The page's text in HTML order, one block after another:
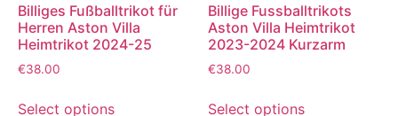
Billiges Fußballtrikot für
Herren Aston Villa
Heimtrikot 2024-25
€38.00
Select options
Billige Fussballtrikots
Aston Villa Heimtrikot
2023-2024 Kurzarm
€38.00
Select options